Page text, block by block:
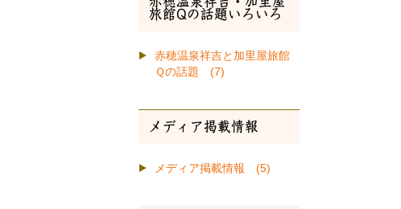
旅館Qの話題いろいろ
赤穂温泉祥吉と加里屋旅館
Ｑの話題 (7)
メディア掲載情報
メディア掲載情報 (5)